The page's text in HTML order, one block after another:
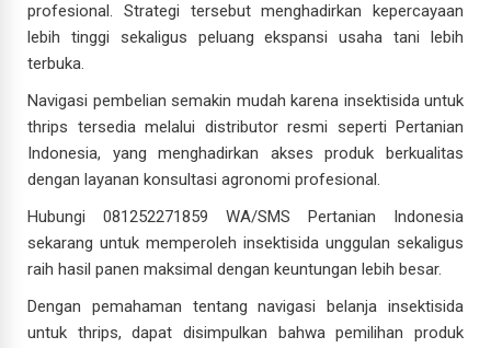
profesional. Strategi tersebut menghadirkan kepercayaan
lebih tinggi sekaligus peluang ekspansi usaha tani lebih
terbuka.
Navigasi pembelian semakin mudah karena insektisida untuk
thrips tersedia melalui distributor resmi seperti Pertanian
Indonesia, yang menghadirkan akses produk berkualitas
dengan layanan konsultasi agronomi profesional.
Hubungi 081252271859 WA/SMS Pertanian Indonesia
sekarang untuk memperoleh insektisida unggulan sekaligus
raih hasil panen maksimal dengan keuntungan lebih besar.
Dengan pemahaman tentang navigasi belanja insektisida
untuk thrips, dapat disimpulkan bahwa pemilihan produk